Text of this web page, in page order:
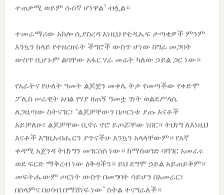
ተጠቃሚ ወይም ሱሰኛ ሆነዋል” ብሏል።
ተመራማሪው አክሎ ሲያስረዳ እነዚህ የቲዲኤፍ ታጣቂዎች ምንም
እንኳን ከላይ የተዘረዘሩት ችግሮች ውስጥ ሆነው በግራ መጋባት
ውስጥ ቢሆኑም ልባቸው አፋር ሃራ መሬት ካለው ኃይል ጋር ነው።
የአራትና የሁለት ዓመት ልጆቿን መቀሌ ትታ የመጣችው የቀድሞ
ፖሊስ ሠራዊት አባል የሃያ ዘጠኝ ዓመቷ ገነት ወልደሥላሴ
ለጋዜጣው ስትናገር፣ “ልጆቻቸውን በጦርነቱ ያጡ እናቶች
አይቻለሁ፣ ልጆቻቸው ቢኖሩ ኖሮ ይጦሯቸው ነበር። ትህነግ ለእነዚህ
እናቶች እግዚአብሔርን ያጥናችሁ እንኳን አላላቸውም። የእኛ
ቀዳሚ አጀንዳ ትህነግን መገርሰስ ነው። ከማስወገድ ባሻገር አመራሩ
ወደ ፍርድ ማቅረብ ነው ዕቅዳችን። ይህ ደግሞ ኃይል አይጠይቅም።
መፍትሔውም ጦርነት ውስጥ በመግባት ሳይሆን በአመራር፣
በሰላምና በሀሳብ በማሸነፍ ነው” ስትል ተናግራለች።